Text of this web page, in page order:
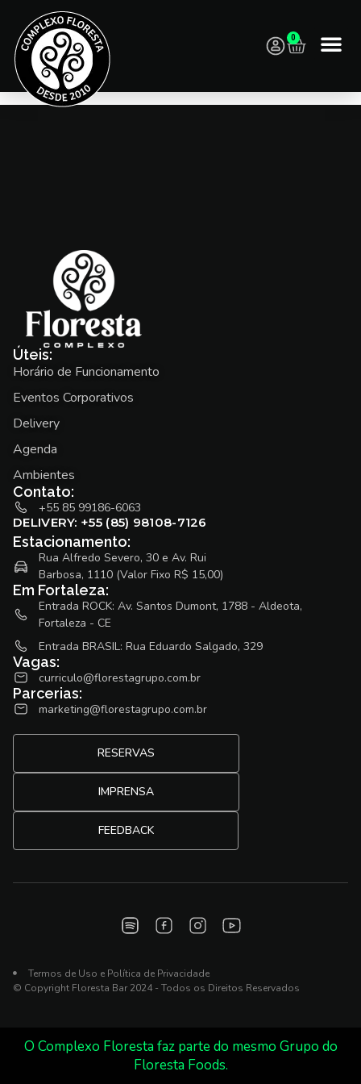
0
18h- Dj Albano: Brasilidades
Úteis:
Horário de Funcionamento
Eventos Corporativos
Delivery
Agenda
Ambientes
Contato:
+55 85 99186-6063
DELIVERY: +55 (85) 98108-7126
Estacionamento:
Rua Alfredo Severo, 30 e Av. Rui
Barbosa, 1110 (Valor Fixo R$ 15,00)
Em Fortaleza:
Entrada ROCK: Av. Santos Dumont, 1788 - Aldeota,
Fortaleza - CE
Entrada BRASIL: Rua Eduardo Salgado, 329
Vagas:
curriculo@florestagrupo.com.br
Parcerias:
marketing@florestagrupo.com.br
RESERVAS
IMPRENSA
FEEDBACK
Termos de Uso e Política de Privacidade
© Copyright Floresta Bar 2024 - Todos os Direitos Reservados
O Complexo Floresta faz parte do mesmo Grupo do
Floresta Foods.